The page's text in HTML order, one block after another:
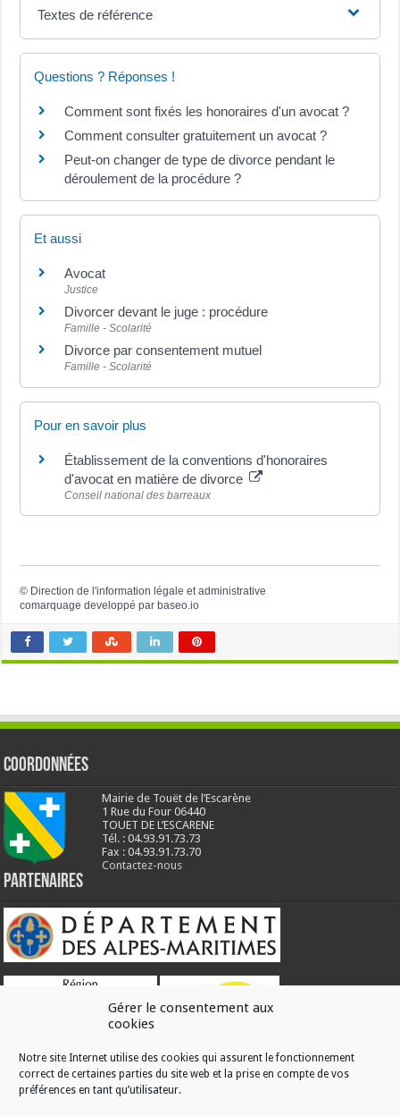
Gérer le consentement aux
cookies
Notre site Internet utilise des cookies qui assurent le fonctionnement
correct de certaines parties du site web et la prise en compte de vos
préférences en tant qu’utilisateur.
Textes de référence
Questions ? Réponses !
Comment sont fixés les honoraires d'un avocat ?
Comment consulter gratuitement un avocat ?
Peut-on changer de type de divorce pendant le
déroulement de la procédure ?
Et aussi
Avocat
Justice
Divorcer devant le juge : procédure
Famille - Scolarité
Divorce par consentement mutuel
Famille - Scolarité
Pour en savoir plus
Établissement de la conventions d'honoraires
d'avocat en matière de divorce
Conseil national des barreaux
© Direction de l'information légale et administrative
comarquage developpé parbaseo.io
Coordonnées
Mairie de Touët de l’Escarène
1 Rue du Four 06440
TOUET DE L’ESCARENE
Tél. : 04.93.91.73.73
Fax : 04.93.91.73.70
Contactez-nous
Partenaires
RÉALISATION